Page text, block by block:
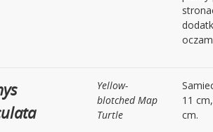
Yellow-
blotched Map
Turtle
11
cm.